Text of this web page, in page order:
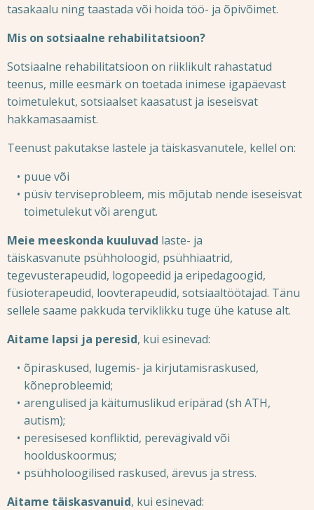
tasakaalu ning taastada või hoida töö- ja õpivõimet.
Mis on sotsiaalne rehabilitatsioon?
Sotsiaalne rehabilitatsioon on riiklikult rahastatud
teenus, mille eesmärk on toetada inimese igapäevast
toimetulekut, sotsiaalset kaasatust ja iseseisvat
hakkamasaamist.
Teenust pakutakse lastele ja täiskasvanutele, kellel on:
puue või
püsiv terviseprobleem, mis mõjutab nende iseseisvat
toimetulekut või arengut.
Meie meeskonda kuuluvad laste- ja
täiskasvanute psühholoogid, psühhiaatrid,
tegevusterapeudid, logopeedid ja eripedagoogid,
füsioterapeudid, loovterapeudid, sotsiaaltöötajad. Tänu
sellele saame pakkuda terviklikku tuge ühe katuse alt.
Aitame lapsi ja peresid, kui esinevad:
õpiraskused, lugemis- ja kirjutamisraskused,
kõneprobleemid;
arengulised ja käitumuslikud eripärad (sh ATH,
autism);
peresisesed konfliktid, perevägivald või
hoolduskoormus;
psühholoogilised raskused, ärevus ja stress.
Aitame täiskasvanuid, kui esinevad: